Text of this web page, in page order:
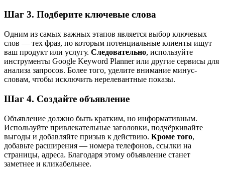
Шаг 3. Подберите ключевые слова
Одним из самых важных этапов является выбор ключевых
слов — тех фраз, по которым потенциальные клиенты ищут
ваш продукт или услугу. Следовательно, используйте
инструменты Google Keyword Planner или другие сервисы для
анализа запросов. Более того, уделите внимание минус-
словам, чтобы исключить нерелевантные показы.
Шаг 4. Создайте объявление
Объявление должно быть кратким, но информативным.
Используйте привлекательные заголовки, подчёркивайте
выгоды и добавляйте призыв к действию. Кроме того,
добавьте расширения — номера телефонов, ссылки на
страницы, адреса. Благодаря этому объявление станет
заметнее и кликабельнее.